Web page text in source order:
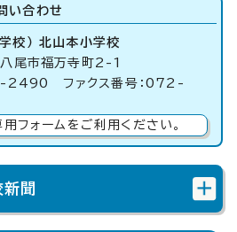
い合わせ
学校） 北山本小学校
尾市福万寺町2-1
2490 ファクス番号：072-
フォームをご利用ください。
聞